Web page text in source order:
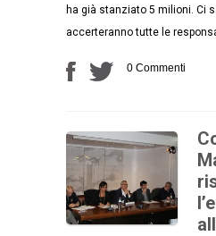
ha già stanziato 5 milioni. Ci
accerteranno tutte le
0 Commenti